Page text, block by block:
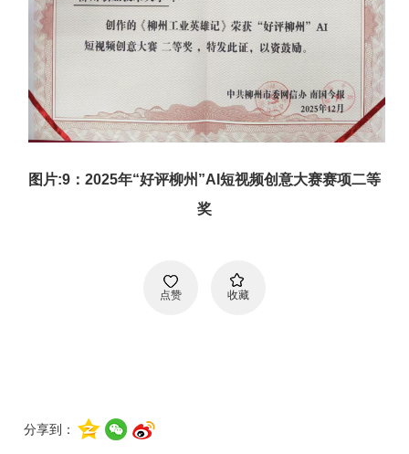
图片:9：2025年“好评柳州”AI短视频创意大赛赛项二等
奖
点赞 收藏
分享到：